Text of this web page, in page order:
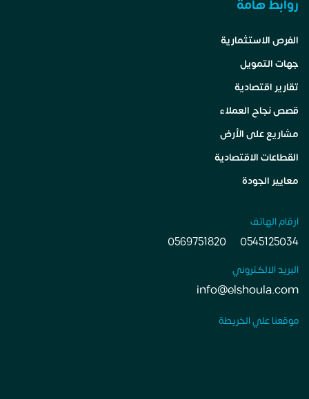
روابط هامة
الفرص الاستثمارية
جهات التمويل
تقارير اقتصادية
قصص نجاح العملاء
مشاريع على الأرض
القطاعات الاقتصادية
معايير الجودة
ارقام الهاتف
0545125034
0569751820
البريد الالكتروني
info@elshoula.com
موقعنا علي الخريطة